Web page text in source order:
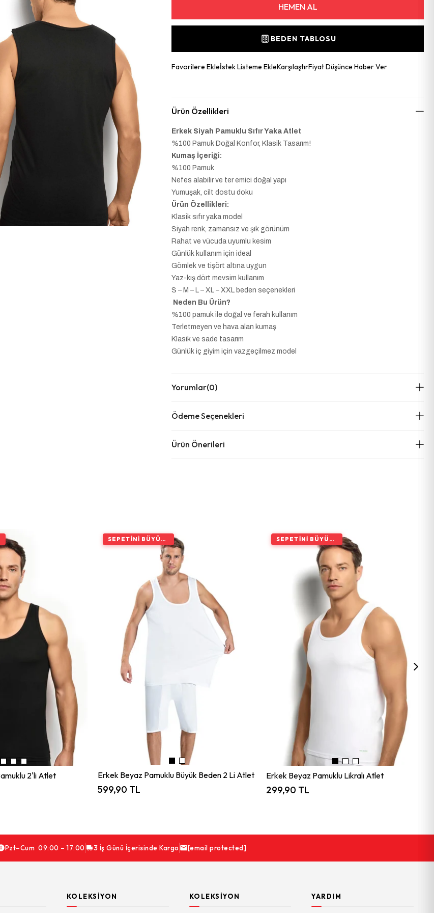
BEDEN TABLOSU
Favorilere Ekleİstek Listeme EkleKarşılaştırFiyat Düşünce Haber Ver
Ürün Özellikleri
Erkek Siyah Pamuklu Sıfır Yaka Atlet
%100 Pamuk Doğal Konfor, Klasik Tasarım!
Kumaş İçeriği:
%100 Pamuk
Nefes alabilir ve ter emici doğal yapı
Yumuşak, cilt dostu doku
Ürün Özellikleri:
Klasik sıfır yaka model
Siyah renk, zamansız ve şık görünüm
Rahat ve vücuda uyumlu kesim
Günlük kullanım için ideal
Gömlek ve tişört altına uygun
Yaz-kış dört mevsim kullanım
S – M – L – XL – XXL beden seçenekleri
Neden Bu Ürün?
%100 pamuk ile doğal ve ferah kullanım
Terletmeyen ve hava alan kumaş
Klasik ve sade tasarım
Günlük iç giyim için vazgeçilmez model
Yorumlar(0)
Ödeme Seçenekleri
Ürün Önerileri
2'li Atlet Erkek Beyaz Pamuklu Büyük Beden 2 Li Atlet
599,90 TL
SEPETINI BÜYÜT, İNDIRIMI ARTIR
Erkek Beyaz Pamuklu Likralı Atlet
299,90 TL
SEPETINI BÜYÜT, İNDIRIMI ARTIR
Pzt–Cum 09:00 – 17:00 3 İş Günü İçerisinde Kargo [email protected]
KOLEKSIYON KOLEKSIYON YARDIM